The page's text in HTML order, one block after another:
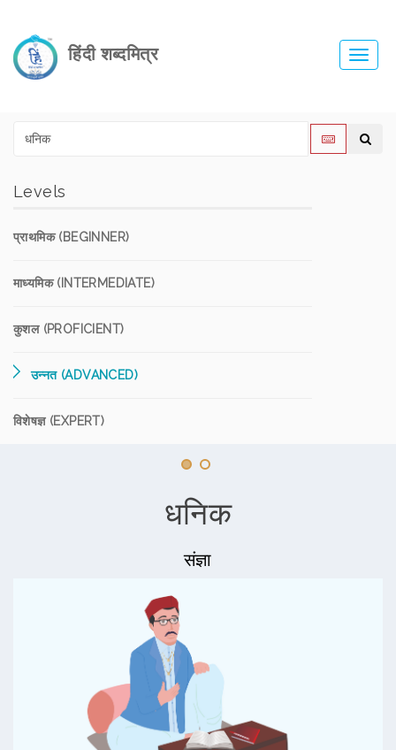
हिंदी शब्दमित्र
Levels
प्राथमिक (BEGINNER)
माध्यमिक (INTERMEDIATE)
कुशल (PROFICIENT)
उन्नत (ADVANCED)
विशेषज्ञ (EXPERT)
धनिक
संज्ञा